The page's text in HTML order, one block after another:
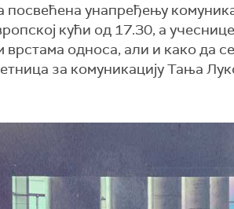
посвећена унапређењу
кући од 17.30, а
врстама односа, али и како да
за комуникацију Тања